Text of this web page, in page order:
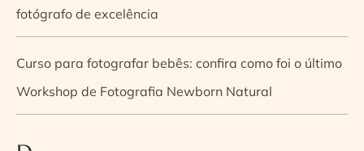
fotógrafo de excelência
Curso para fotografar bebês: confira como foi o último
Workshop de Fotografia Newborn Natural